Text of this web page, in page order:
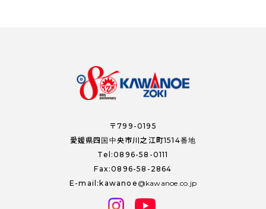
〒799-0195
愛媛県四国中央市川之江町1514番地
Tel:0896-58-0111
Fax:0896-58-2864
E-mail:kawanoe
kawanoe.co.jp